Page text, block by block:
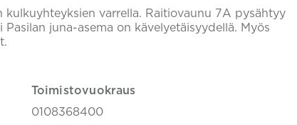
kulkuyhteyksien varrella. Raitiovaunu 7A pysähtyy
Pasilan juna-asema on kävelyetäisyydellä. Myös
Toimistovuokraus
0108368400